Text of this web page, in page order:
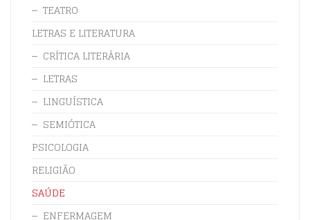
TEATRO
LETRAS E LITERATURA
CRÍTICA LITERÁRIA
LETRAS
LINGUÍSTICA
SEMIÓTICA
PSICOLOGIA
RELIGIÃO
SAÚDE
ENFERMAGEM